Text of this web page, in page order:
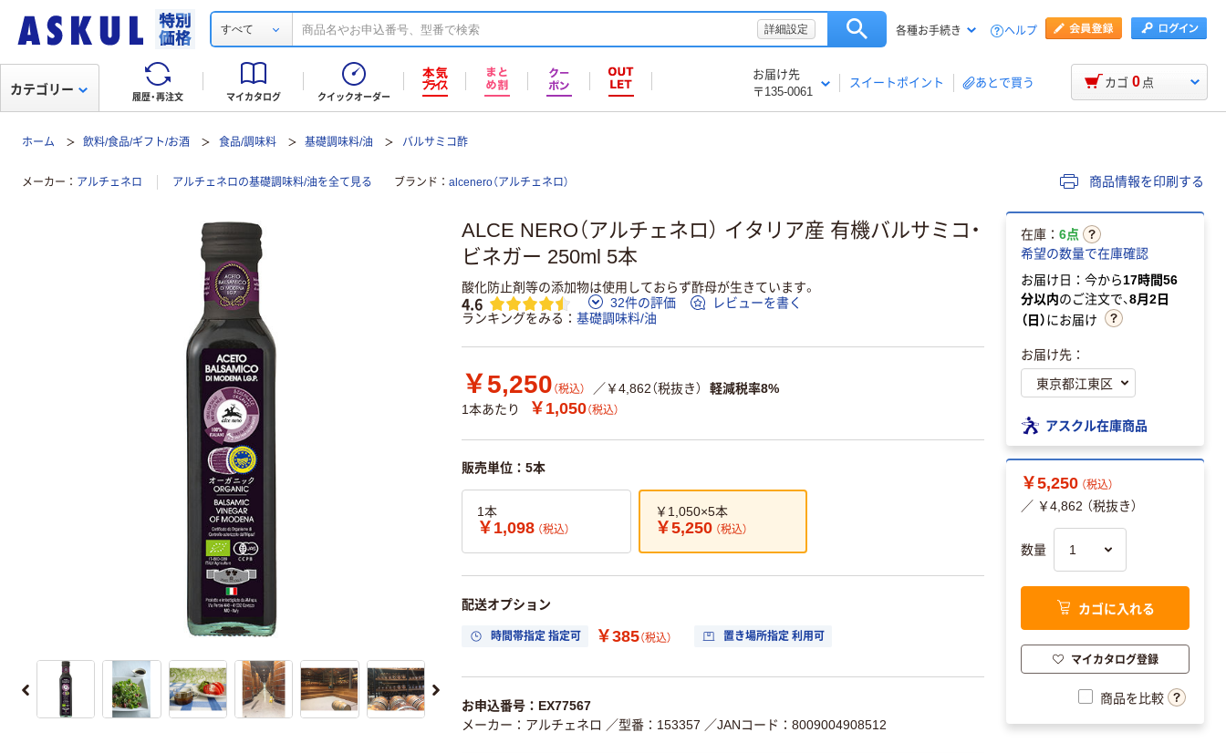
すべて 詳細設定 各種お手続き ヘルプ
履歴・再注文 マイカタログ クイックオーダー
お届け先
〒135-0061
スイートポイント あとで買う
カテゴリー カゴ 0 点
ホーム 飲料/食品/ギフト/お酒 食品/調味料 基礎調味料/油 バルサミコ酢
メーカー アルチェネロ アルチェネロの基礎調味料/油を全て見る ブランド alcenero（アルチェネロ） 商品情報を印刷する
ALCE NERO（アルチェネロ） イタリア産 有機バルサミコ・
ビネガー 250ml 5本
酸化防止剤等の添加物は使用しておらず酢母が生きています。
4.6 32件の評価
レビューを書く
ランキングをみる
基礎調味料/油
￥5,250 （税込） ／￥4,862（税抜き）
軽減税率8%
1本あたり
￥1,050（税込）
販売単位：5本
1本
￥1,098 （税込）
￥1,050×5本
￥5,250 （税込）
配送オプション
時間帯指定 指定可 ￥385（税込） 置き場所指定 利用可
お申込番号：EX77567
メーカー：アルチェネロ ／型番：153357 ／JANコード：8009004908512
在庫： 6点
希望の数量で在庫確認
お届け日：今から17時間56
分以内のご注文で、8月2日
（日）にお届け
お届け先：
アスクル在庫商品
￥5,250 （税込）
／ ￥4,862 （税抜き）
数量
カゴに入れる
マイカタログ登録
商品を比較